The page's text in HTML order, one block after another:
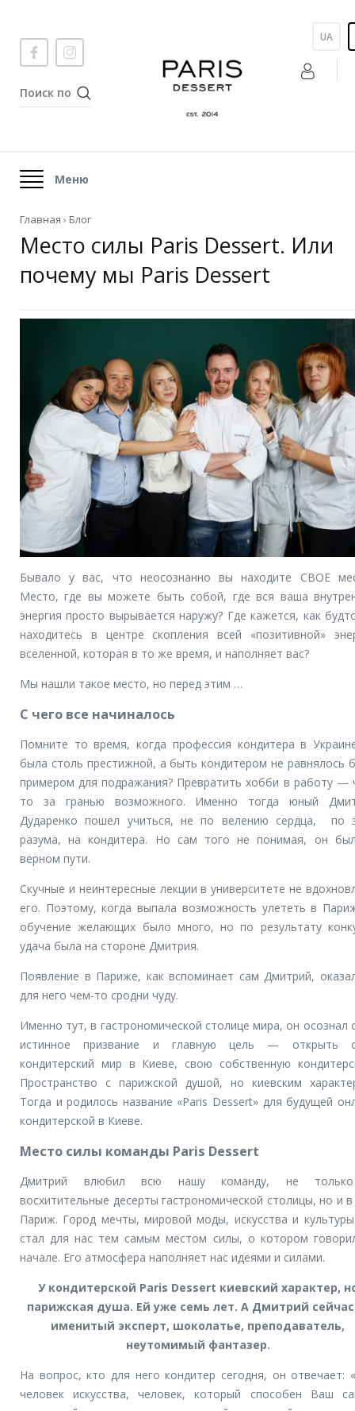
UA
Меню
Главная › Блог
Место силы Paris Dessert. Или
почему мы Paris Dessert
Бывало у вас, что неосознанно вы находите СВОЕ
Место, где вы можете быть собой, где вся ваша
энергия просто вырывается наружу? Где кажется, как
находитесь в центре скопления всей «позитивной»
вселенной, которая в то же время, и наполняет вас?
Мы нашли такое место, но перед этим …
С чего все начиналось
Помните то время, когда профессия кондитера в
была столь престижной, а быть кондитером не равнялось
примером для подражания? Превратить хобби в работу —
то за гранью возможного. Именно тогда юный
Дударенко пошел учиться, не по велению сердца, по
разума, на кондитера. Но сам того не понимая, он
верном пути.
Скучные и неинтересные лекции в университете не
его. Поэтому, когда выпала возможность улететь в
обучение желающих было много, но по результату
удача была на стороне Дмитрия.
Появление в Париже, как вспоминает сам Дмитрий,
для него чем-то сродни чуду.
Именно тут, в гастрономической столице мира, он осознал
истинное призвание и главную цель — открыть
кондитерский мир в Киеве, свою собственную
Пространство с парижской душой, но киевским
Тогда и родилось название «Paris Dessert» для будущей
кондитерской в Киеве.
Место силы команды Paris Dessert
Дмитрий влюбил всю нашу команду, не
восхитительные десерты гастрономической столицы, но и
Париж. Город мечты, мировой моды, искусства и
стал для нас тем самым местом силы, о котором
начале. Его атмосфера наполняет нас идеями и силами.
У кондитерской Paris Dessert киевский характер,
парижская душа. Ей уже семь лет. А Дмитрий
именитый эксперт, шоколатье, преподаватель,
неутомимый фантазер.
На вопрос, кто для него кондитер сегодня, он отвечает:
человек искусства, человек, который способен Ваш